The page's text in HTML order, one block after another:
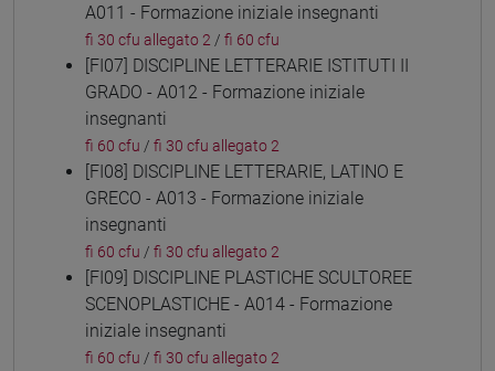
A011 - Formazione iniziale insegnanti
fi 30 cfu allegato 2 / fi 60 cfu
[FI07] DISCIPLINE LETTERARIE ISTITUTI II
GRADO - A012 - Formazione iniziale
insegnanti
fi 60 cfu / fi 30 cfu allegato 2
[FI08] DISCIPLINE LETTERARIE, LATINO E
GRECO - A013 - Formazione iniziale
insegnanti
fi 60 cfu / fi 30 cfu allegato 2
[FI09] DISCIPLINE PLASTICHE SCULTOREE
SCENOPLASTICHE - A014 - Formazione
iniziale insegnanti
fi 60 cfu / fi 30 cfu allegato 2